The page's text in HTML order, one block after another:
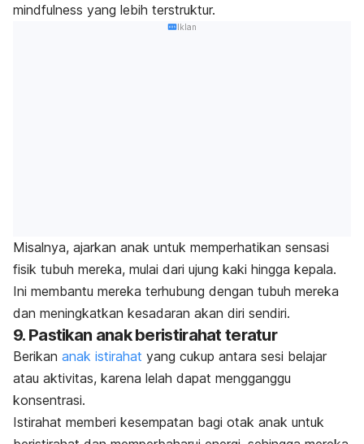
mindfulness yang lebih terstruktur.
Iklan
Misalnya, ajarkan anak untuk memperhatikan sensasi
fisik tubuh mereka, mulai dari ujung kaki hingga kepala.
Ini membantu mereka terhubung dengan tubuh mereka
dan meningkatkan kesadaran akan diri sendiri.
9. Pastikan anak beristirahat teratur
Berikan anak istirahat yang cukup antara sesi belajar
atau aktivitas, karena lelah dapat mengganggu
konsentrasi.
Istirahat memberi kesempatan bagi otak anak untuk